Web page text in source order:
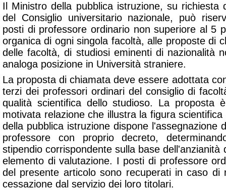
Il Ministro della pubblica istruzione, su richiesta
del Consiglio universitario nazionale, può
posti di professore ordinario non superiore al 5
organica di ogni singola facoltà, alle proposte di
delle facoltà, di studiosi eminenti di nazionalità
analoga posizione in Università straniere.
La proposta di chiamata deve essere adottata
terzi dei professori ordinari del consiglio di
qualità scientifica dello studioso. La proposta
motivata relazione che illustra la figura
della pubblica istruzione dispone l'assegnazione
professore con proprio decreto,
stipendio corrispondente sulla base dell'anzianità
elemento di valutazione. I posti di professore
del presente articolo sono recuperati in caso di
cessazione dal servizio dei loro titolari.